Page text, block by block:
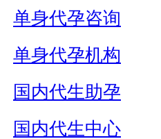
单身代孕咨询
单身代孕机构
国内代生助孕
国内代生中心